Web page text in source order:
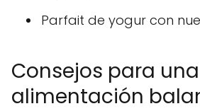
Parfait de yogur con
Consejos para una
alimentación